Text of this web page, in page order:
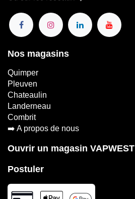
Nos magasins
Quimper
Pleuven
Chateaulin
Landerneau
Combrit
➡️ A propos de nous
Ouvrir un magasin VAPWEST
Postuler